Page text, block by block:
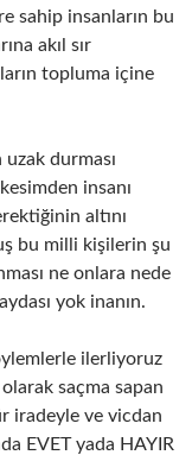
sahip insanların bu
akıl sır
topluma içine
durması
insanı
altını
bu milli kişilerin şu
ne onlara nede
yok inanın.
ilerliyoruz
saçma sapan
iradeyle ve vicdan
EVET yada HAYIR